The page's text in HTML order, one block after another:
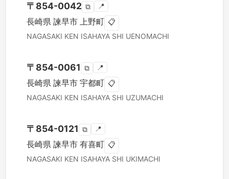
〒 854-0042 ⧉ 📍
長崎県 諫早市 上野町 📋
NAGASAKI KEN ISAHAYA SHI UENOMACHI
〒 854-0061 ⧉ 📍
長崎県 諫早市 宇都町 📋
NAGASAKI KEN ISAHAYA SHI UZUMACHI
〒 854-0121 ⧉ 📍
長崎県 諫早市 有喜町 📋
NAGASAKI KEN ISAHAYA SHI UKIMACHI